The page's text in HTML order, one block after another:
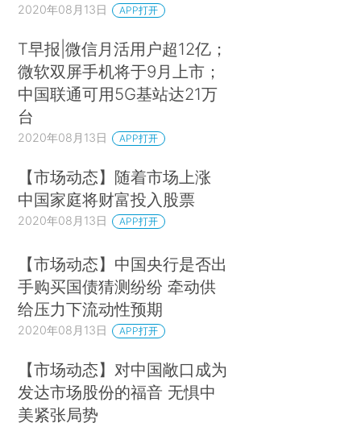
2020年08月13日 APP打开
T早报|微信月活用户超12亿；
微软双屏手机将于9月上市；
中国联通可用5G基站达21万
台
2020年08月13日 APP打开
【市场动态】随着市场上涨
中国家庭将财富投入股票
2020年08月13日 APP打开
【市场动态】中国央行是否出
手购买国债猜测纷纷 牵动供
给压力下流动性预期
2020年08月13日 APP打开
【市场动态】对中国敞口成为
发达市场股份的福音 无惧中
美紧张局势